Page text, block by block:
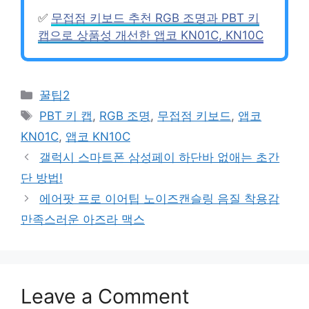
✅ 무접점 키보드 추천 RGB 조명과 PBT 키
캡으로 상품성 개선한 앱코 KN01C, KN10C
Categories
꿀팁2
Tags
PBT 키 캡 , RGB 조명 , 무접점 키보드 , 앱코
KN01C, 앱코 KN10C
갤럭시 스마트폰 삼성페이 하단바 없애는 초간
단 방법!
에어팟 프로 이어팁 노이즈캔슬링 음질 착용감
만족스러운 아즈라 맥스
Leave a Comment